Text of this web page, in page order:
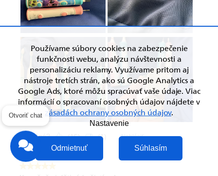
Používame súbory cookies na zabezpečenie
funkčnosti webu, analýzu návštevnosti a
personalizáciu reklamy. Využívame pritom aj
nástroje tretích strán, ako sú Google Analytics a
Google Ads, ktoré môžu spracúvať vaše údaje. Viac
informácií o spracovaní osobných údajov nájdete v
zásadách ochrany osobných údajov.
Nastavenie
Odmietnuť Súhlasím